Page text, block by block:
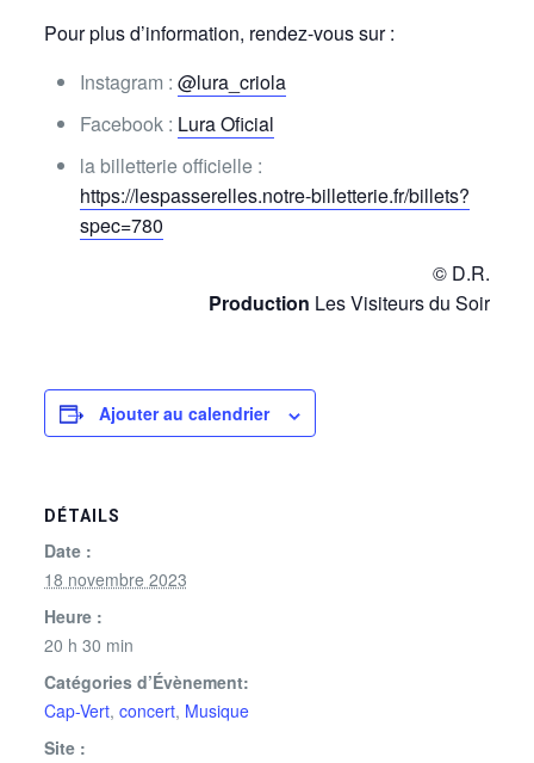
Pour plus d’information, rendez-vous sur :
Instagram : @lura_criola
Facebook : Lura Oficial
la billetterie officielle :
https://lespasserelles.notre-billetterie.fr/billets?
spec=780
© D.R.
Production Les Visiteurs du Soir
Ajouter au calendrier
DÉTAILS
Date :
18 novembre 2023
Heure :
20 h 30 min
Catégories d’Évènement:
Cap-Vert, concert, Musique
Site :